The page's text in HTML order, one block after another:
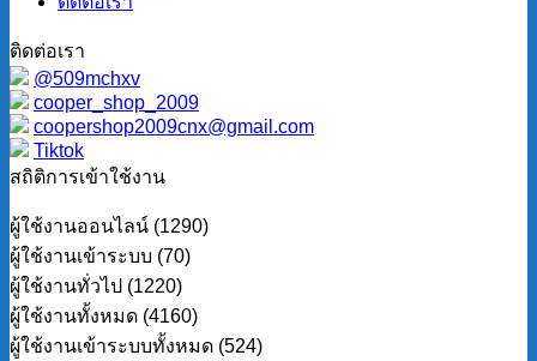
ติดต่อเรา
@509mchxv
cooper_shop_2009
coopershop2009cnx@gmail.com
Tiktok
สถิติการเข้าใช้งาน
ผู้ใช้งานออนไลน์ (1290)
ผู้ใช้งานเข้าระบบ (70)
ผู้ใช้งานทั่วไป (1220)
ผู้ใช้งานทั้งหมด (4160)
ผู้ใช้งานเข้าระบบทั้งหมด (524)